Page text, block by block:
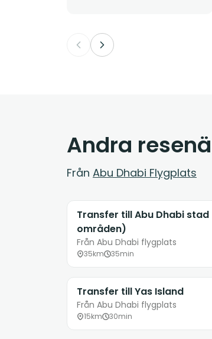
Andra
Från Abu Dhabi Flygplats
Transfer till Abu Dhabi
områden)
Från Abu Dhabi flygplats
35km 35min
Transfer till Yas Island
Från Abu Dhabi flygplats
15km 30min